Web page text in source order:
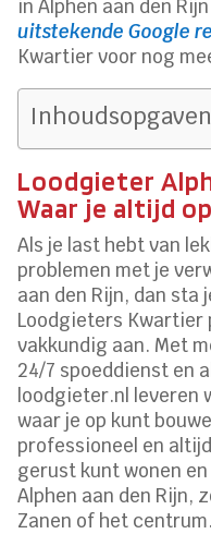
in Alphen aan den
uitstekende Google
Kwartier voor nog
Inhoudsopgaven
Loodgieter
Waar je altijd
Als je last hebt van
problemen met je
aan den Rijn, dan sta
Loodgieters Kwartier
vakkundig aan. Met
24/7 spoeddienst en
loodgieter.nl leveren
waar je op kunt
professioneel en
gerust kunt wonen
Alphen aan den Rijn,
Zanen of het centrum.